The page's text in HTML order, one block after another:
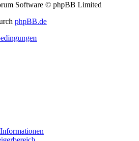
Software © phpBB Limited
phpBB.de